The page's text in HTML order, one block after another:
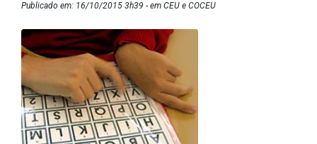
Publicado em: 16/10/2015 3h39 - em CEU e COCEU